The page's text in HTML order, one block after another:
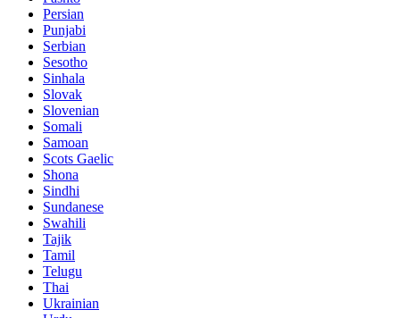
Persian
Punjabi
Serbian
Sesotho
Sinhala
Slovak
Slovenian
Somali
Samoan
Scots Gaelic
Shona
Sindhi
Sundanese
Swahili
Tajik
Tamil
Telugu
Thai
Ukrainian